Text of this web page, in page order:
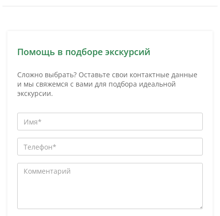
Помощь в подборе экскурсий
Сложно выбрать? Оставьте свои контактные данные
и мы свяжемся с вами для подбора идеальной
экскурсии.